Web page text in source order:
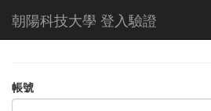
朝陽科技大學 登入驗證
帳號